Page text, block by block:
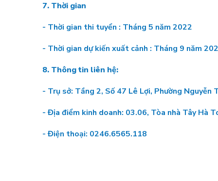
7. Thời gian
- Thời gian thi tuyển : Tháng 5 năm 2022
- Thời gian dự kiến xuất cảnh : Tháng 9 năm
8. Thông tin liên hệ:
- Trụ sở: Tầng 2, Số 47 Lê Lợi, Phường Nguyễn
- Địa điểm kinh doanh: 03.06, Tòa nhà Tây Hà
- Điện thoại: 0246.6565.118